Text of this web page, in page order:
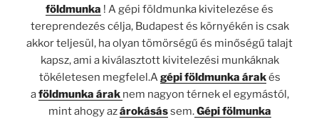
földmunka ! A gépi földmunka kivitelezése és
tereprendezés célja, Budapest és környékén is csak
akkor teljesül, ha olyan tömörségű és minőségű talajt
kapsz, ami a kiválasztott kivitelezési munkáknak
tökéletesen megfelel.Agépi földmunka árakés
aföldmunka árak nem nagyon térnek el egymástól,
mint ahogy azárokásássem.Gépi fölmunka